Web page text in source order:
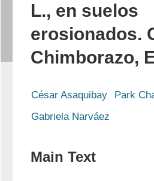
L., en suelos
erosionados.
Chimborazo,
César Asaquibay
Park
Gabriela Narváez
Main Text